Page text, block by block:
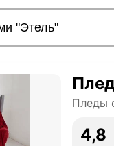
Пледы
4,8